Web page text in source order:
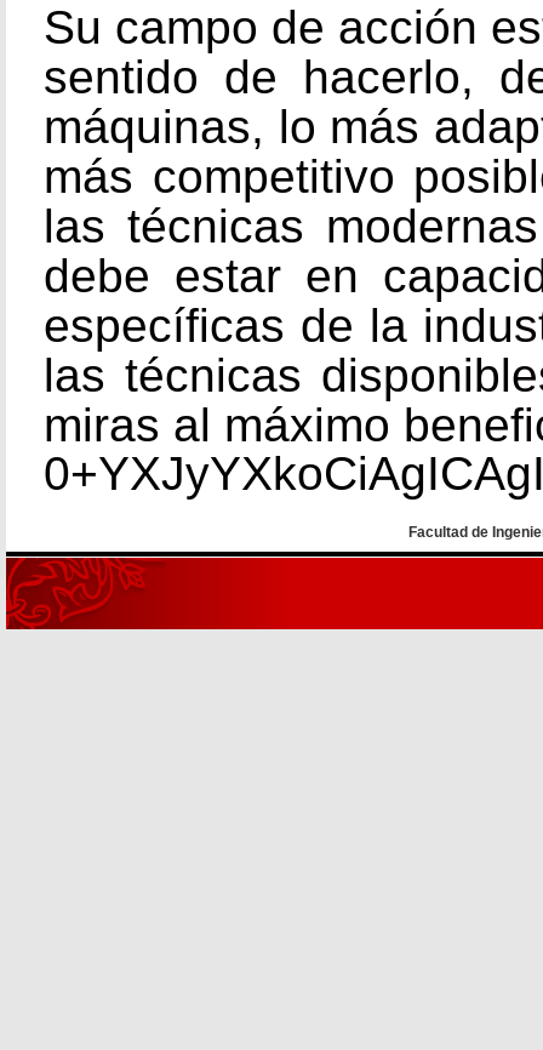
Su campo de acción
sentido de hacerlo,
máquinas, lo más
más competitivo
las técnicas
debe estar en
específicas de la
las técnicas
miras al máximo
Facultad de